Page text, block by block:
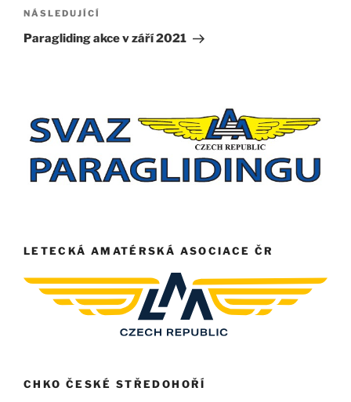
Následující
příspěvek
NÁSLEDUJÍCÍ
Paragliding akce v září 2021
LETECKÁ AMATÉRSKÁ ASOCIACE ČR
CHKO ČESKÉ STŘEDOHOŘÍ